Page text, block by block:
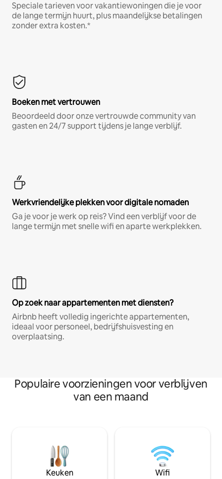
Speciale tarieven voor vakantiewoningen die je voor
de lange termijn huurt, plus maandelijkse betalingen
zonder extra kosten.*
Boeken met vertrouwen
Beoordeeld door onze vertrouwde community van
gasten en 24/7 support tijdens je lange verblijf.
Werkvriendelijke plekken voor digitale nomaden
Ga je voor je werk op reis? Vind een verblijf voor de
lange termijn met snelle wifi en aparte werkplekken.
Op zoek naar appartementen met diensten?
Airbnb heeft volledig ingerichte appartementen,
ideaal voor personeel, bedrijfshuisvesting en
overplaatsing.
Populaire voorzieningen voor verblijven
van een maand
Keuken Wifi